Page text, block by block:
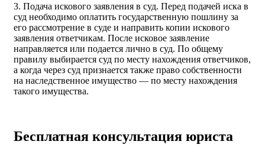
3. Подача искового заявления в суд. Перед подачей иска в
суд необходимо оплатить государственную пошлину за
его рассмотрение в суде и направить копии искового
заявления ответчикам. После исковое заявление
направляется или подается лично в суд. По общему
правилу выбирается суд по месту нахождения ответчиков,
а когда через суд признается также право собственности
на наследственное имущество — по месту нахождения
такого имущества.
Бесплатная консультация юриста